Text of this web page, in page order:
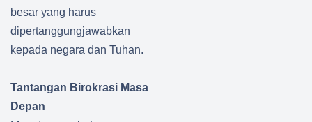
besar yang harus
dipertanggungjawabkan
kepada negara dan Tuhan.
Tantangan Birokrasi Masa
Depan